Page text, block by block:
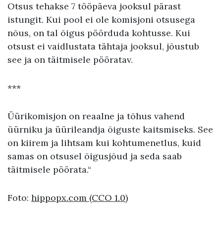
Otsus tehakse 7 tööpäeva jooksul pärast
istungit. Kui pool ei ole komisjoni otsusega
nõus, on tal õigus pöörduda kohtusse. Kui
otsust ei vaidlustata tähtaja jooksul, jõustub
see ja on täitmisele pööratav.
***
Üürikomisjon on reaalne ja tõhus vahend
üürniku ja üürileandja õiguste kaitsmiseks. See
on kiirem ja lihtsam kui kohtumenetlus, kuid
samas on otsusel õigusjõud ja seda saab
täitmisele pöörata.“
Foto: hippopx.com (CCO 1.0)